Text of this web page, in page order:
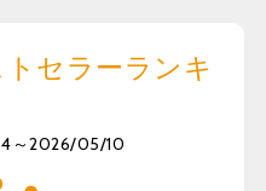
セラーランキ
～2026/05/10